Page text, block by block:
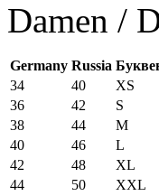
Damen /
Germany Russia
34
40
XS
36
42
S
38
44
M
40
46
L
42
48
XL
44
50 XXL